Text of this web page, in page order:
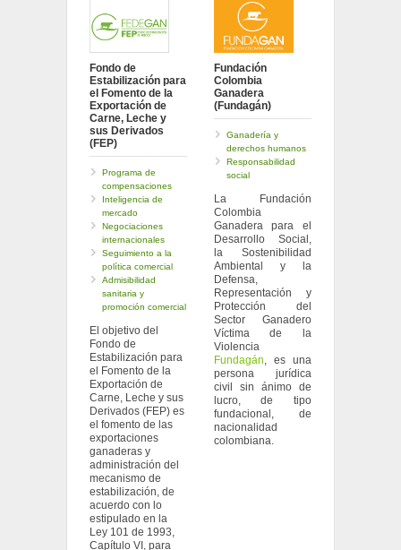
Fondo de
Estabilización para
el Fomento de la
Exportación de
Carne, Leche y
sus Derivados
(FEP)
Programa de
compensaciones
Inteligencia de
mercado
Negociaciones
internacionales
Seguimiento a la
política comercial
Admisibilidad
sanitaria y
promoción comercial
El objetivo del
Fondo de
Estabilización para
el Fomento de la
Exportación de
Carne, Leche y sus
Derivados (FEP) es
el fomento de las
exportaciones
ganaderas y
administración del
mecanismo de
estabilización, de
acuerdo con lo
estipulado en la
Ley 101 de 1993,
Capítulo VI, para
Fundación
Colombia
Ganadera
(Fundagán)
Ganadería y
derechos humanos
Responsabilidad
social
La Fundación
Colombia
Ganadera para el
Desarrollo Social,
la Sostenibilidad
Ambiental y la
Defensa,
Representación y
Protección del
Sector Ganadero
Víctima de la
Violencia
Fundagán, es una
persona jurídica
civil sin ánimo de
lucro, de tipo
fundacional, de
nacionalidad
colombiana.